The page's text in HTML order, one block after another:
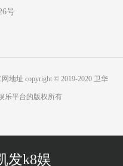
号
地址 copyright © 2019-2020 卫华
乐平台的版权所有
发k8娱